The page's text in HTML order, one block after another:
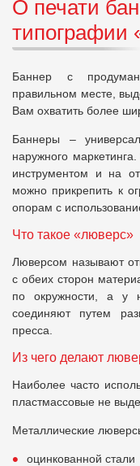
О печати
типографии
Баннер с
правильном месте,
Вам охватить более
Баннеры –
наружного маркетинга. Они являются идеальным рекламным
инструментом и на
можно прикрепить к
опорам с
Что такое «люверс»
Люверсом называют
с обеих сторон материала. Верхнее кольцо имеет
по окружности, а у
соединяют путем
пресса.
Из чего делают
Наиболее часто
пластмассовые не
Металлические
оцинкованной стали